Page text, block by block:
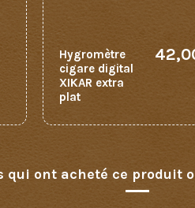
Hygromètre
cigare digital
XIKAR extra
plat
qui ont acheté ce produit